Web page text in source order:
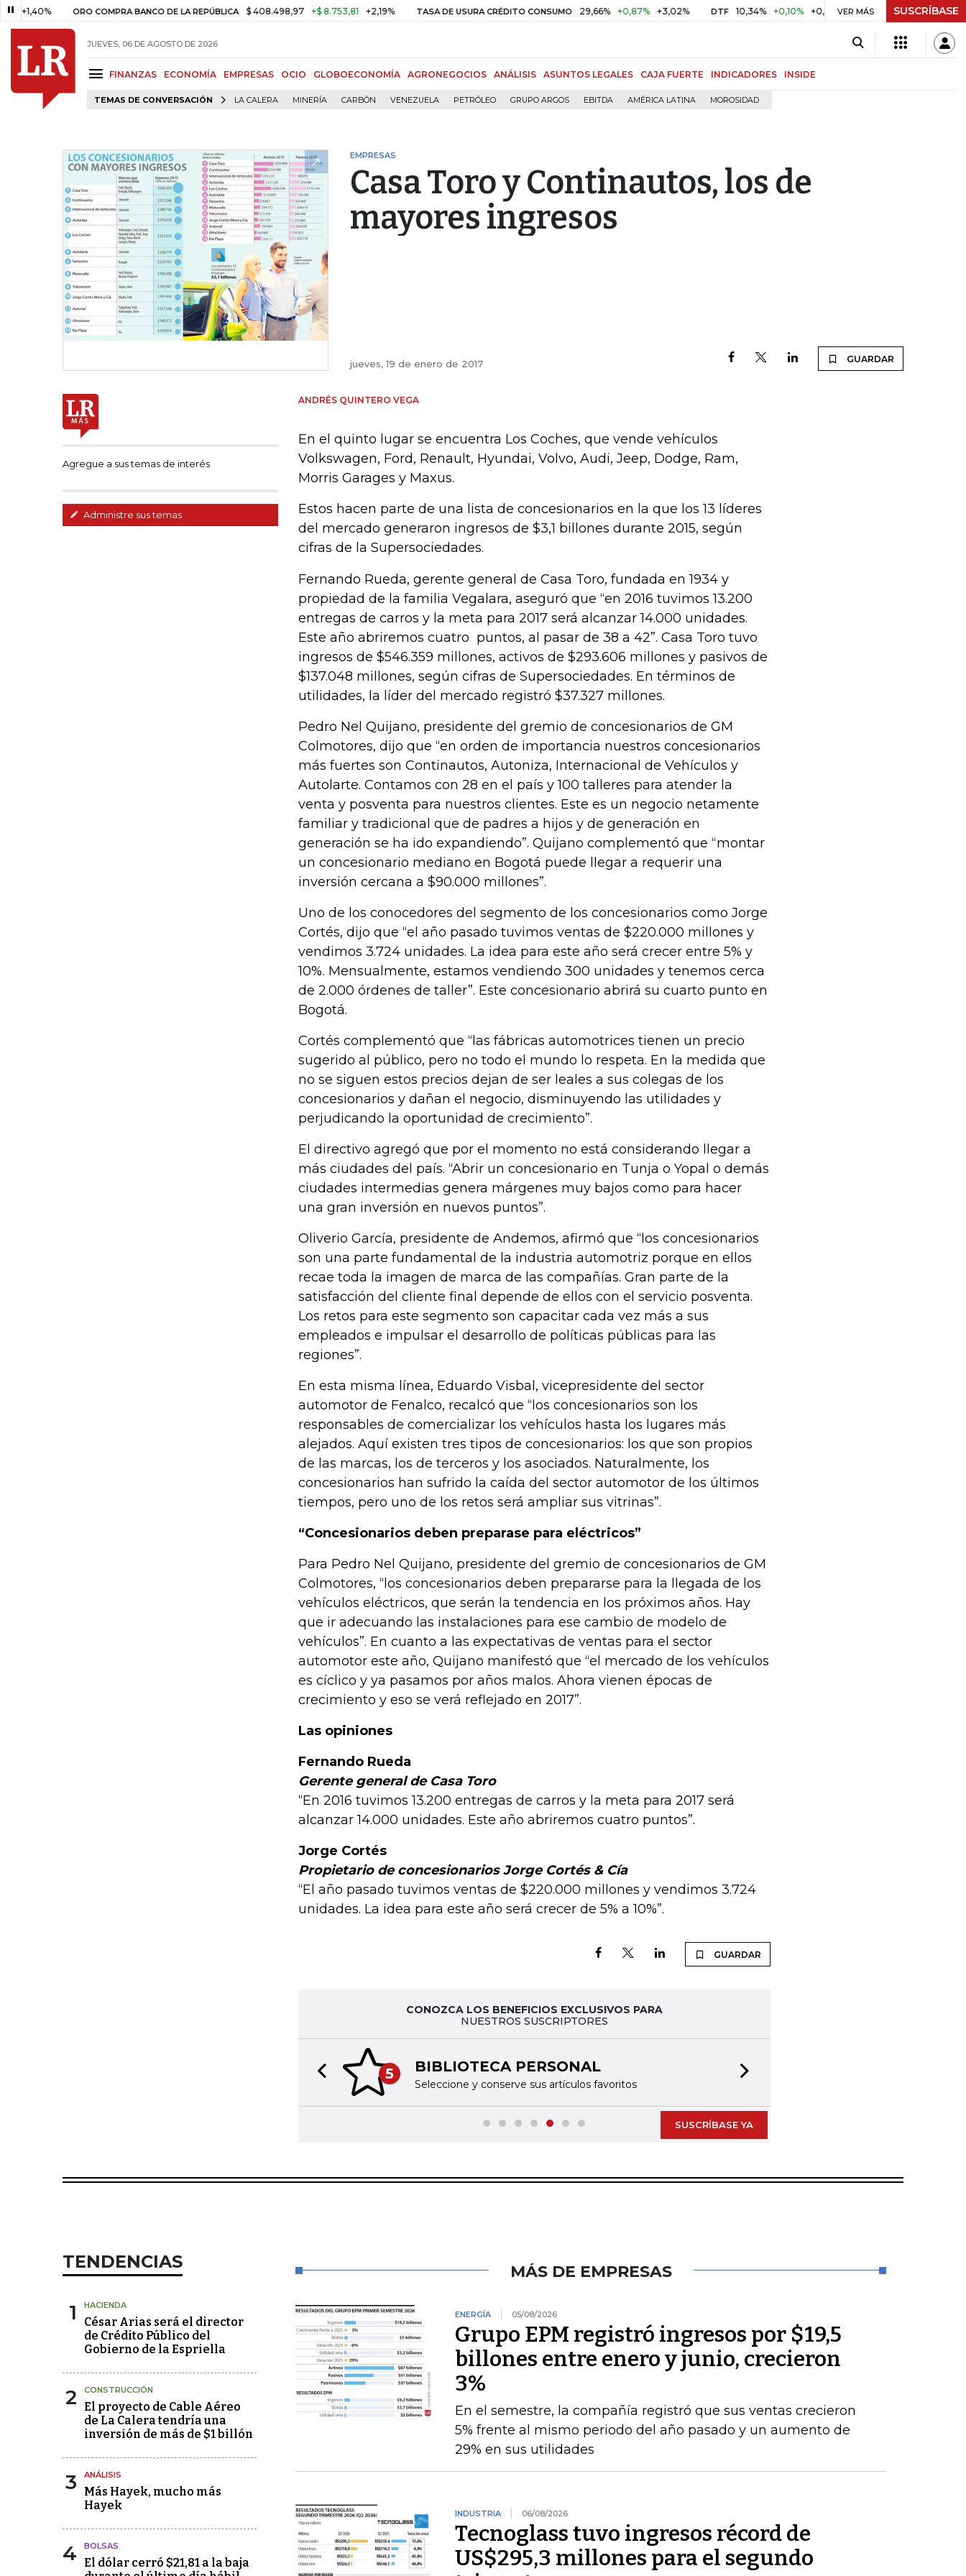
ORO COMPRA BANCO DE LA REPÚBLICA $ 408.498,97 +$ 8.753,81 +2,19% TASA DE USURA CRÉDITO CONSUMO 29,66% +0,87% +3,02% DTF 10,34% +0,10% +0,98% UVR $ 416,86 +$ 0,05 +0,01%
VER MÁS SUSCRÍBASE
JUEVES, 06 DE AGOSTO DE 2026
FINANZAS ECONOMÍA EMPRESAS OCIO GLOBOECONOMÍA AGRONEGOCIOS ANÁLISIS ASUNTOS LEGALES CAJA FUERTE INDICADORES INSIDE
TEMAS DE CONVERSACIÓN LA CALERA MINERÍA CARBÓN VENEZUELA PETRÓLEO GRUPO ARGOS EBITDA AMÉRICA LATINA MOROSIDAD
EMPRESAS
Casa Toro y Continautos, los de
mayores ingresos
jueves, 19 de enero de 2017 GUARDAR
Agregue a sus temas de interés
Administre sus temas
ANDRÉS QUINTERO VEGA
En el quinto lugar se encuentra Los Coches, que vende vehículos
Volkswagen, Ford, Renault, Hyundai, Volvo, Audi, Jeep, Dodge, Ram,
Morris Garages y Maxus.
Estos hacen parte de una lista de concesionarios en la que los 13 líderes
del mercado generaron ingresos de $3,1 billones durante 2015, según
cifras de la Supersociedades.
Fernando Rueda, gerente general de Casa Toro, fundada en 1934 y
propiedad de la familia Vegalara, aseguró que “en 2016 tuvimos 13.200
entregas de carros y la meta para 2017 será alcanzar 14.000 unidades.
Este año abriremos cuatro puntos, al pasar de 38 a 42”. Casa Toro tuvo
ingresos de $546.359 millones, activos de $293.606 millones y pasivos de
$137.048 millones, según cifras de Supersociedades. En términos de
utilidades, la líder del mercado registró $37.327 millones.
Pedro Nel Quijano, presidente del gremio de concesionarios de GM
Colmotores, dijo que “en orden de importancia nuestros concesionarios
más fuertes son Continautos, Autoniza, Internacional de Vehículos y
Autolarte. Contamos con 28 en el país y 100 talleres para atender la
venta y posventa para nuestros clientes. Este es un negocio netamente
familiar y tradicional que de padres a hijos y de generación en
generación se ha ido expandiendo”. Quijano complementó que “montar
un concesionario mediano en Bogotá puede llegar a requerir una
inversión cercana a $90.000 millones”.
Uno de los conocedores del segmento de los concesionarios como Jorge
Cortés, dijo que “el año pasado tuvimos ventas de $220.000 millones y
vendimos 3.724 unidades. La idea para este año será crecer entre 5% y
10%. Mensualmente, estamos vendiendo 300 unidades y tenemos cerca
de 2.000 órdenes de taller”. Este concesionario abrirá su cuarto punto en
Bogotá.
Cortés complementó que “las fábricas automotrices tienen un precio
sugerido al público, pero no todo el mundo lo respeta. En la medida que
no se siguen estos precios dejan de ser leales a sus colegas de los
concesionarios y dañan el negocio, disminuyendo las utilidades y
perjudicando la oportunidad de crecimiento”.
El directivo agregó que por el momento no está considerando llegar a
más ciudades del país. “Abrir un concesionario en Tunja o Yopal o demás
ciudades intermedias genera márgenes muy bajos como para hacer
una gran inversión en nuevos puntos”.
Oliverio García, presidente de Andemos, afirmó que “los concesionarios
son una parte fundamental de la industria automotriz porque en ellos
recae toda la imagen de marca de las compañías. Gran parte de la
satisfacción del cliente final depende de ellos con el servicio posventa.
Los retos para este segmento son capacitar cada vez más a sus
empleados e impulsar el desarrollo de políticas públicas para las
regiones”.
En esta misma línea, Eduardo Visbal, vicepresidente del sector
automotor de Fenalco, recalcó que “los concesionarios son los
responsables de comercializar los vehículos hasta los lugares más
alejados. Aquí existen tres tipos de concesionarios: los que son propios
de las marcas, los de terceros y los asociados. Naturalmente, los
concesionarios han sufrido la caída del sector automotor de los últimos
tiempos, pero uno de los retos será ampliar sus vitrinas”.
“Concesionarios deben preparase para eléctricos”
Para Pedro Nel Quijano, presidente del gremio de concesionarios de GM
Colmotores, “los concesionarios deben prepararse para la llegada de los
vehículos eléctricos, que serán la tendencia en los próximos años. Hay
que ir adecuando las instalaciones para ese cambio de modelo de
vehículos”. En cuanto a las expectativas de ventas para el sector
automotor este año, Quijano manifestó que “el mercado de los vehículos
es cíclico y ya pasamos por años malos. Ahora vienen épocas de
crecimiento y eso se verá reflejado en 2017”.
Las opiniones
Fernando Rueda
Gerente general de Casa Toro
“En 2016 tuvimos 13.200 entregas de carros y la meta para 2017 será
alcanzar 14.000 unidades. Este año abriremos cuatro puntos”.
Jorge Cortés
Propietario de concesionarios Jorge Cortés & Cía
“El año pasado tuvimos ventas de $220.000 millones y vendimos 3.724
unidades. La idea para este año será crecer de 5% a 10%”.
GUARDAR
CONOZCA LOS BENEFICIOS EXCLUSIVOS PARA
NUESTROS SUSCRIPTORES
5 BIBLIOTECA PERSONAL
Seleccione y conserve sus artículos favoritos
Previous slide
SUSCRÍBASE YA
TENDENCIAS
1 HACIENDA
César Arias será el director
de Crédito Público del
Gobierno de la Espriella
2 CONSTRUCCIÓN
El proyecto de Cable Aéreo
de La Calera tendría una
inversión de más de $1 billón
3 ANÁLISIS
Más Hayek, mucho más
Hayek
4 BOLSAS
El dólar cerró $21,81 a la baja
MÁS DE EMPRESAS
ENERGÍA 05/08/2026
Grupo EPM registró ingresos por $19,5
billones entre enero y junio, crecieron
3%
En el semestre, la compañía registró que sus ventas crecieron
5% frente al mismo periodo del año pasado y un aumento de
29% en sus utilidades
INDUSTRIA 06/08/2026
Tecnoglass tuvo ingresos récord de
US$295,3 millones para el segundo